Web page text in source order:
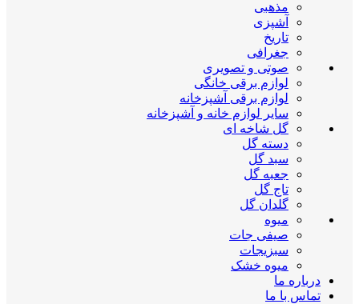
مذهبی
آشپزی
تاریخ
جغرافی
صوتی و تصویری
لوازم برقی خانگی
لوازم برقی آشپزخانه
سایر لوازم خانه و آشپزخانه
گل شاخه ای
دسته گل
سبد گل
جعبه گل
تاج گل
گلدان گل
میوه
صیفی جات
سبزیجات
میوه خشک
درباره ما
تماس با ما